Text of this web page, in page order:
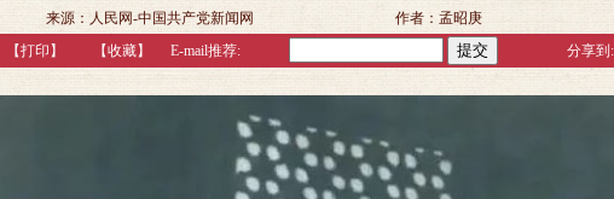
来源：人民网-中国共产党新闻网
作者：孟昭庚
【打印 】 【收藏】 E-mail推荐: 分享到: